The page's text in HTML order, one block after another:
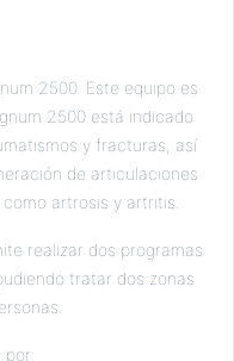
2500. Este equipo es
2500 está indicado
y fracturas, así
de articulaciones
artrosis y artritis.
realizar dos programas
tratar dos zonas
por: